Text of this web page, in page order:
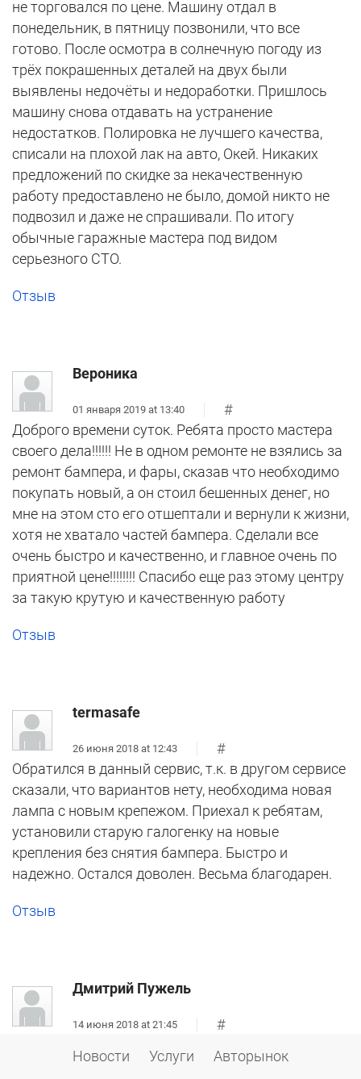
не торговался по цене. Машину отдал в
понедельник, в пятницу позвонили, что все
готово. После осмотра в солнечную погоду из
трёх покрашенных деталей на двух были
выявлены недочёты и недоработки. Пришлось
машину снова отдавать на устранение
недостатков. Полировка не лучшего качества,
списали на плохой лак на авто, Окей. Никаких
предложений по скидке за некачественную
работу предоставлено не было, домой никто не
подвозил и даже не спрашивали. По итогу
обычные гаражные мастера под видом
серьезного СТО.
Отзыв
Вероника
01 января 2019 at 13:40
#
Доброго времени суток. Ребята просто мастера
своего дела!!!!!! Не в одном ремонте не взялись за
ремонт бампера, и фары, сказав что необходимо
покупать новый, а он стоил бешенных денег, но
мне на этом сто его отшептали и вернули к жизни,
хотя не хватало частей бампера. Сделали все
очень быстро и качественно, и главное очень по
приятной цене!!!!!!!! Спасибо еще раз этому центру
за такую крутую и качественную работу
Отзыв
termasafe
26 июня 2018 at 12:43
#
Обратился в данный сервис, т.к. в другом сервисе
сказали, что вариантов нету, необходима новая
лампа с новым крепежом. Приехал к ребятам,
установили старую галогенку на новые
крепления без снятия бампера. Быстро и
надежно. Остался доволен. Весьма благодарен.
Отзыв
Дмитрий Пужель
14 июня 2018 at 21:45
#
"гаражному кулибину" (вытяжка
Новости Услуги Авторынок